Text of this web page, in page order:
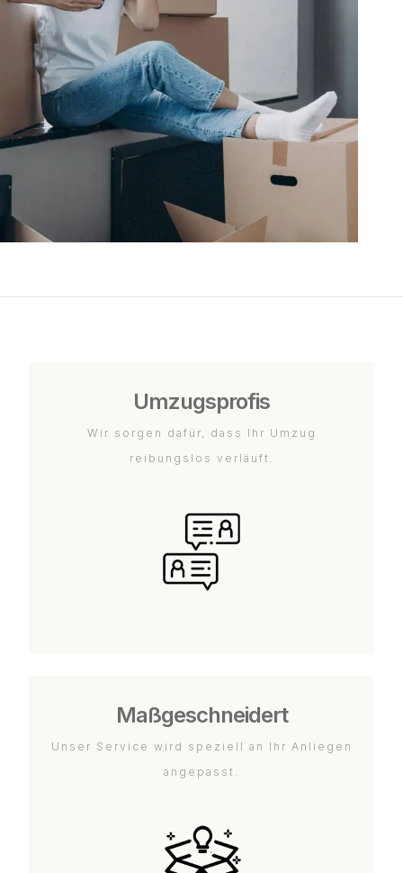
Umzugsprofis
Wir sorgen dafür, dass Ihr Umzug
reibungslos verläuft.
Maßgeschneidert
Unser Service wird speziell an Ihr Anliegen
angepasst.